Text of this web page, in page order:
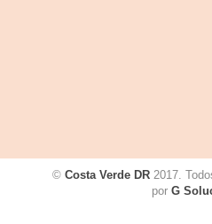
© Costa Verde DR2017.
por G